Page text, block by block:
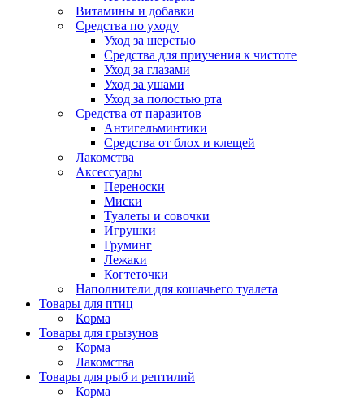
Витамины и добавки
Средства по уходу
Уход за шерстью
Средства для приучения к чистоте
Уход за глазами
Уход за ушами
Уход за полостью рта
Средства от паразитов
Антигельминтики
Средства от блох и клещей
Лакомства
Аксессуары
Переноски
Миски
Туалеты и совочки
Игрушки
Груминг
Лежаки
Когтеточки
Наполнители для кошачьего туалета
Товары для птиц
Корма
Товары для грызунов
Корма
Лакомства
Товары для рыб и рептилий
Корма